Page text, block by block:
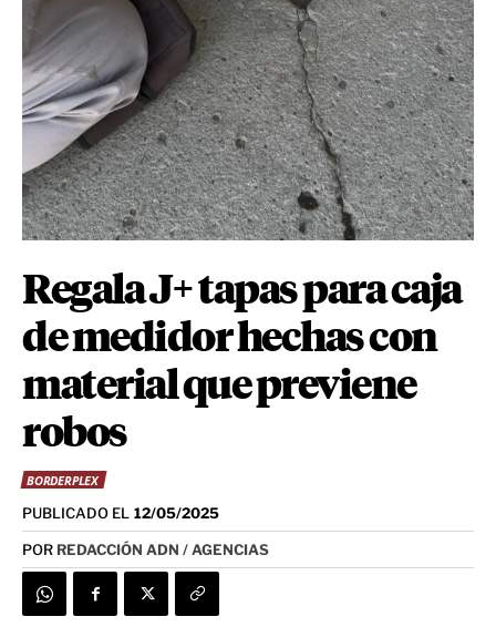
Regala J+ tapas para caja
de medidor hechas con
material que previene
robos
BORDERPLEX
PUBLICADO EL 12/05/2025
POR REDACCIÓN ADN / AGENCIAS